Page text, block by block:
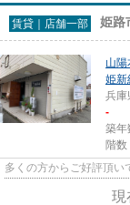
賃貸｜店舗一部 姫路
山陽
姫新
兵庫
-
築年
階数
多くの方からご好評頂い
現